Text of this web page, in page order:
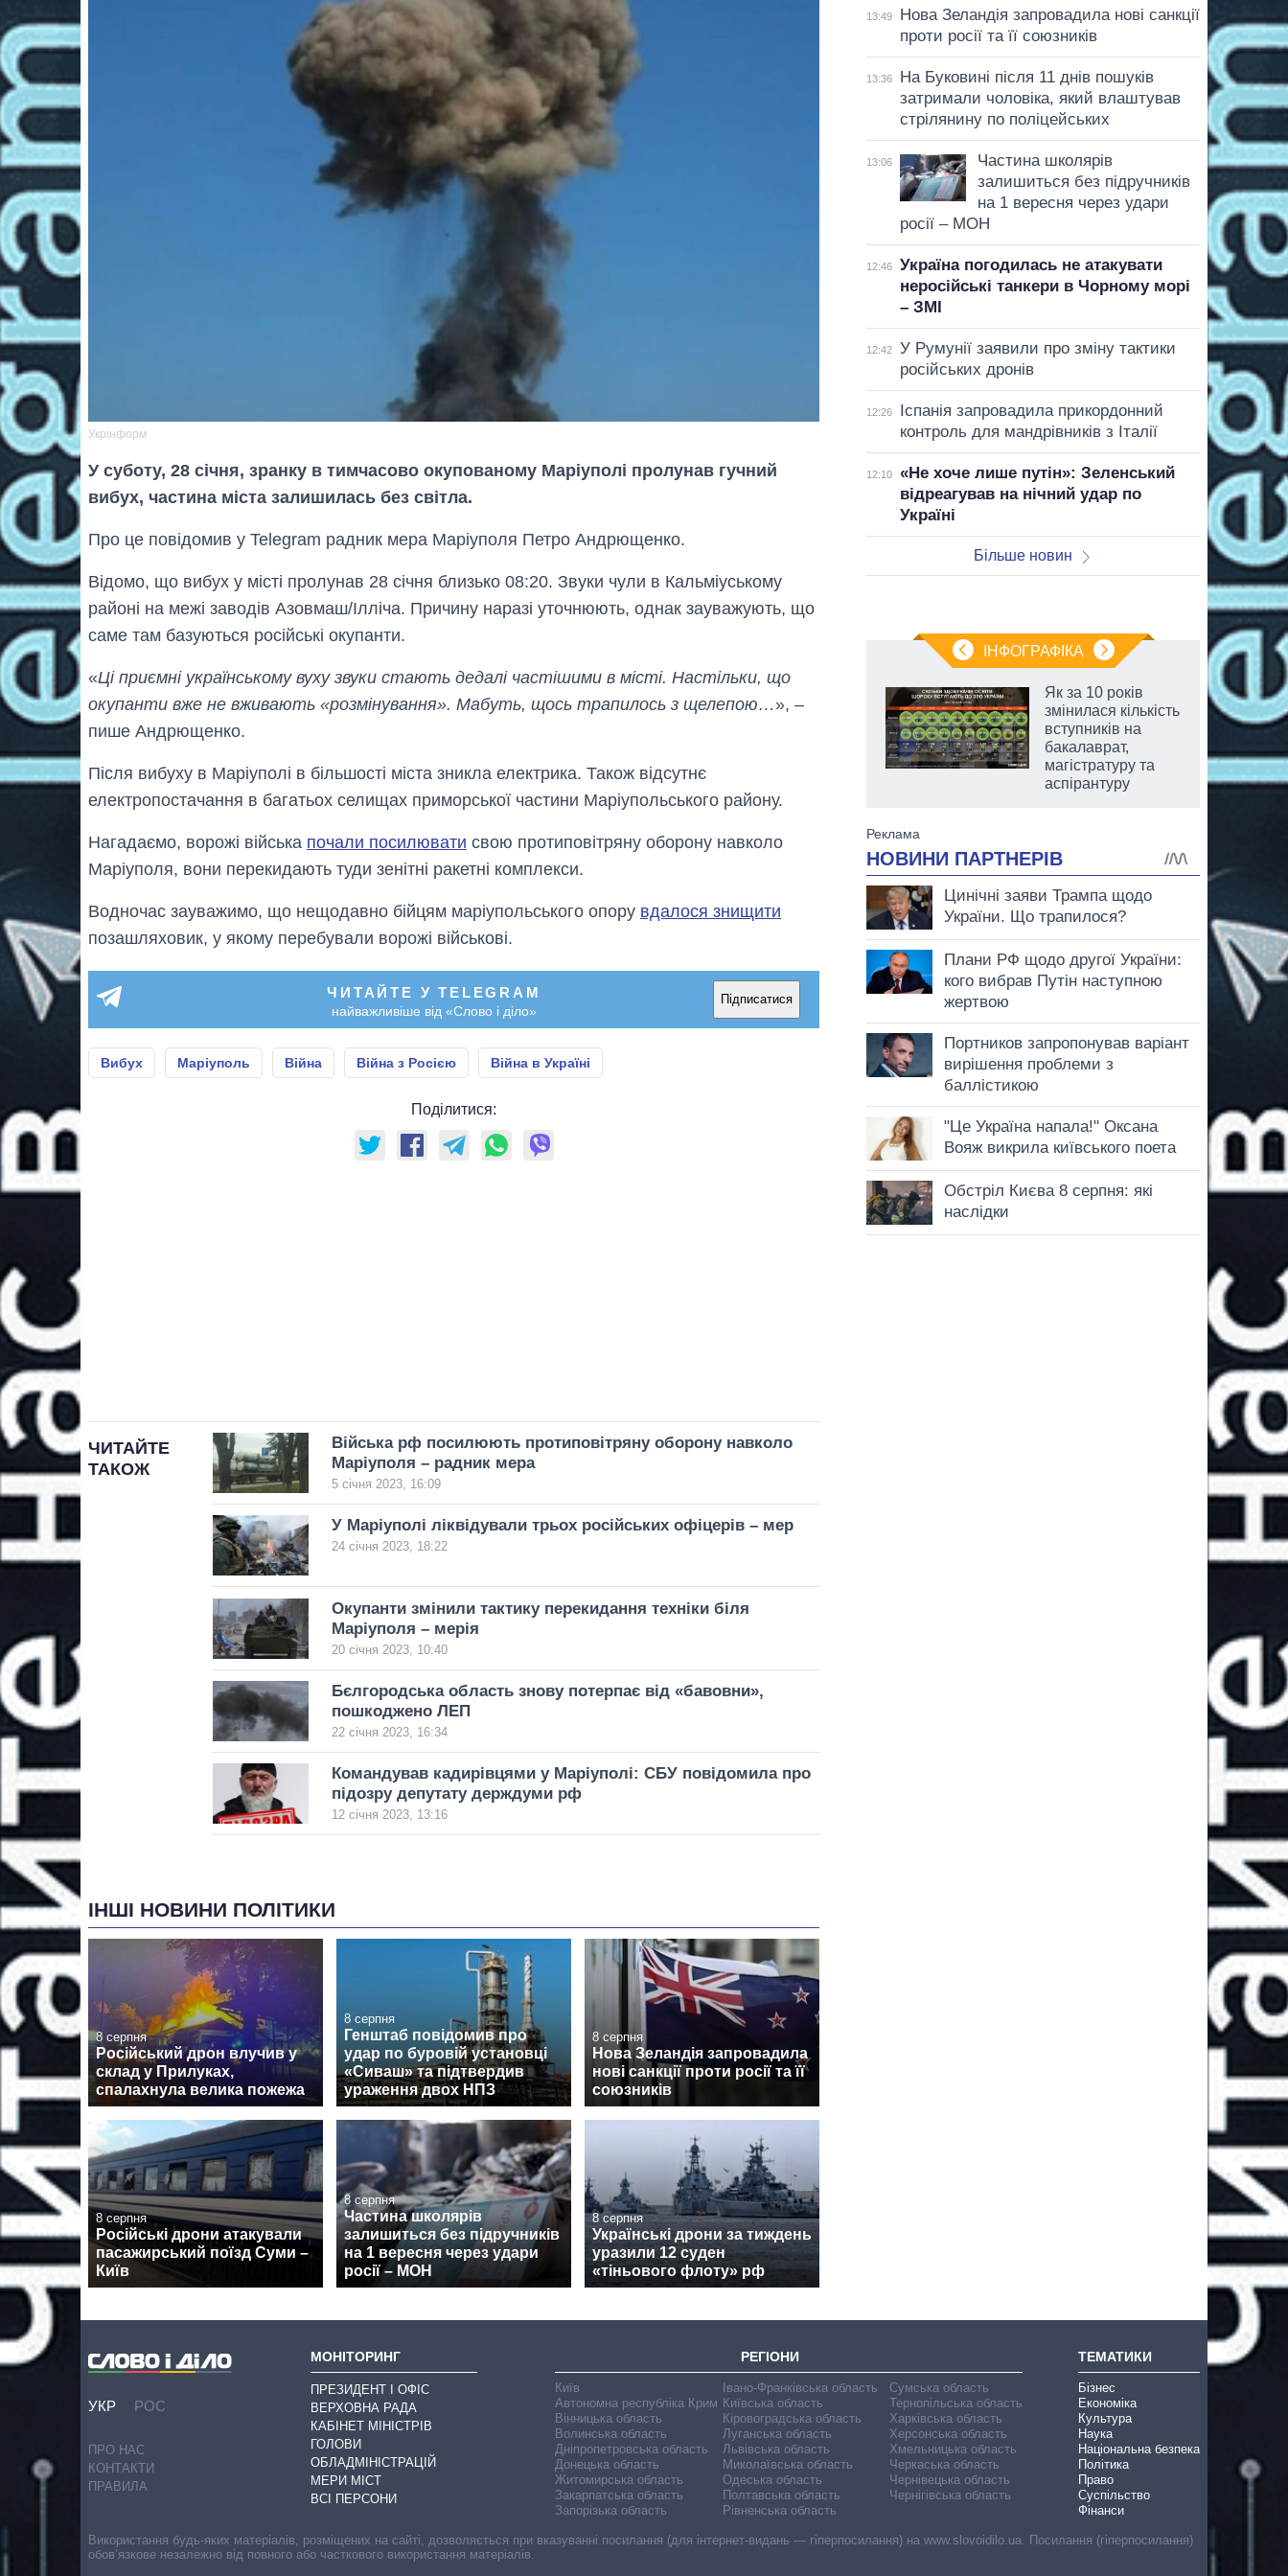
Укрінформ
У суботу, 28 січня, зранку в тимчасово окупованому Маріуполі пролунав гучний
вибух, частина міста залишилась без світла.
Про це повідомив у Telegram радник мера Маріуполя Петро Андрющенко.
Відомо, що вибух у місті пролунав 28 січня близько 08:20. Звуки чули в Кальміуському
районі на межі заводів Азовмаш/Ілліча. Причину наразі уточнюють, однак зауважують, що
саме там базуються російські окупанти.
«Ці приємні українському вуху звуки стають дедалі частішими в місті. Настільки, що
окупанти вже не вживають «розмінування». Мабуть, щось трапилось з щелепою… », –
пише Андрющенко.
Після вибуху в Маріуполі в більшості міста зникла електрика. Також відсутнє
електропостачання в багатьох селищах приморської частини Маріупольського району.
Нагадаємо, ворожі війська почали посилювати свою протиповітряну оборону навколо
Маріуполя, вони перекидають туди зенітні ракетні комплекси.
Водночас зауважимо, що нещодавно бійцям маріупольського опору вдалося знищити
позашляховик, у якому перебували ворожі військові.
ЧИТАЙТЕ У TELEGRAM
найважливіше від «Слово і діло»
Підписатися
Вибух Маріуполь Війна Війна з Росією Війна в Україні
Поділитися:
ЧИТАЙТЕ
ТАКОЖ
Війська рф посилюють протиповітряну оборону навколо
Маріуполя – радник мера
5 січня 2023, 16:09
У Маріуполі ліквідували трьох російських офіцерів – мер
24 січня 2023, 18:22
Окупанти змінили тактику перекидання техніки біля
Маріуполя – мерія
20 січня 2023, 10:40
Бєлгородська область знову потерпає від «бавовни»,
пошкоджено ЛЕП
22 січня 2023, 16:34
Командував кадирівцями у Маріуполі: СБУ повідомила про
підозру депутату держдуми рф
12 січня 2023, 13:16
ІНШІ НОВИНИ ПОЛІТИКИ
8 серпня
Російський дрон влучив у
склад у Прилуках,
спалахнула велика пожежа
8 серпня
Генштаб повідомив про
удар по буровій установці
«Сиваш» та підтвердив
ураження двох НПЗ
8 серпня
Нова Зеландія запровадила
нові санкції проти росії та її
союзників
8 серпня
Російські дрони атакували
пасажирський поїзд Суми –
Київ
8 серпня
Частина школярів
залишиться без підручників
на 1 вересня через удари
росії – МОН
8 серпня
Українські дрони за тиждень
уразили 12 суден
«тіньового флоту» рф
13:49
Нова Зеландія запровадила нові санкції
проти росії та її союзників
13:36
На Буковині після 11 днів пошуків
затримали чоловіка, який влаштував
стрілянину по поліцейських
13:06
Частина школярів
залишиться без підручників
на 1 вересня через удари
росії – МОН
12:46
Україна погодилась не атакувати
неросійські танкери в Чорному морі
– ЗМІ
12:42
У Румунії заявили про зміну тактики
російських дронів
12:26
Іспанія запровадила прикордонний
контроль для мандрівників з Італії
12:10
«Не хоче лише путін»: Зеленський
відреагував на нічний удар по
Україні
Більше новин
ІНФОГРАФІКА
Вісім масованих
ударів по Україні
Як за 10 років
змінилася кількість
вступників на
бакалаврат,
магістратуру та
аспірантуру
УКР РОС
ПРО НАС
КОНТАКТИ
ПРАВИЛА
МОНІТОРИНГ
ПРЕЗИДЕНТ І ОФІС
ВЕРХОВНА РАДА
КАБІНЕТ МІНІСТРІВ
ГОЛОВИ
ОБЛАДМІНІСТРАЦІЙ
МЕРИ МІСТ
ВСІ ПЕРСОНИ
РЕГІОНИ
Київ
Автономна республіка Крим
Вінницька область
Волинська область
Дніпропетровська область
Донецька область
Житомирська область
Закарпатська область
Запорізька область
Івано-Франківська область
Київська область
Кіровоградська область
Луганська область
Львівська область
Миколаївська область
Одеська область
Полтавська область
Рівненська область
Сумська область
Тернопільська область
Харківська область
Херсонська область
Хмельницька область
Черкаська область
Чернівецька область
Чернігівська область
ТЕМАТИКИ
Бізнес
Економіка
Культура
Наука
Національна безпека
Політика
Право
Суспільство
Фінанси
Використання будь-яких матеріалів, розміщених на сайті, дозволяється при вказуванні посилання (для інтернет-видань — гіперпосилання) на www.slovoidilo.ua. Посилання (гіперпосилання)
обов’язкове незалежно від повного або часткового використання матеріалів.